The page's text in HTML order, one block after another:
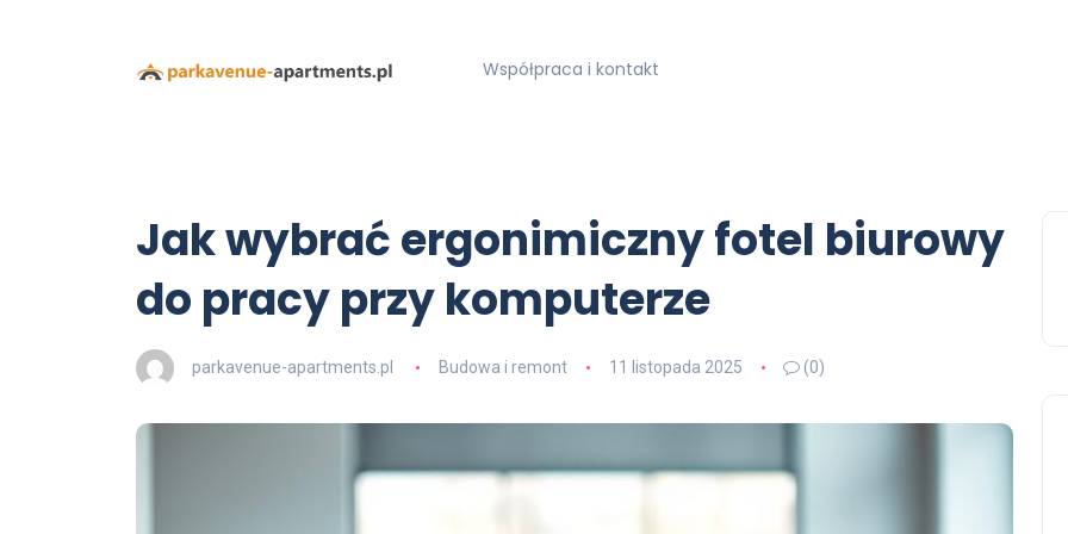
Współpraca i kontakt
Jak wybrać ergonimiczny fotel biurowy
do pracy przy komputerze
parkavenue-apartments.pl Budowa i remont 11 listopada 2025 (0)